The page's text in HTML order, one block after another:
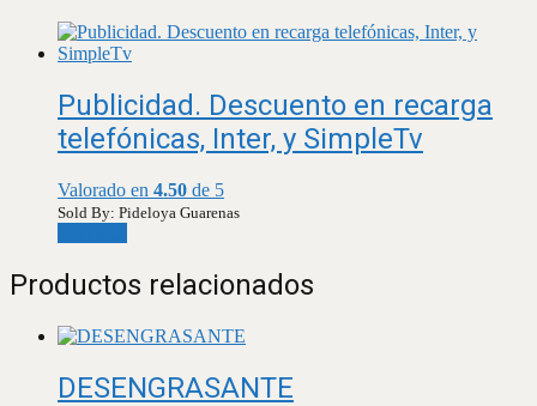
Publicidad. Descuento en recarga
telefónicas, Inter, y SimpleTv
Valorado en 4.50 de 5
Sold By: Pideloya Guarenas
Productos relacionados
DESENGRASANTE